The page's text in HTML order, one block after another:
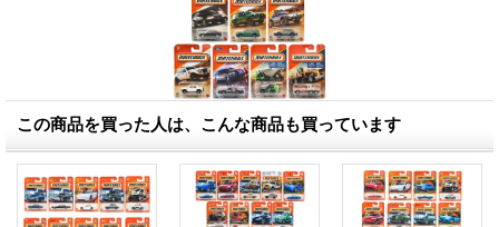
この商品を買った人は、こんな商品も買っています